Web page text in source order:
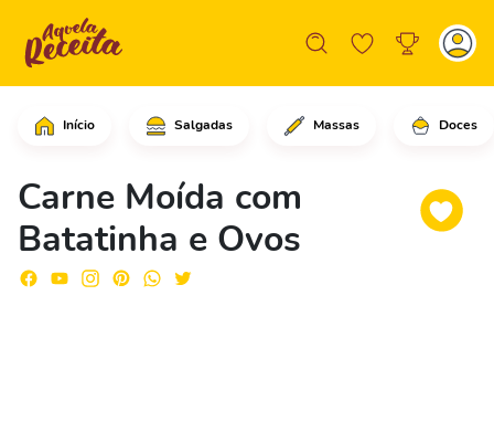
Início Salgadas Massas Doces
Carne Moída com
Batatinha e Ovos
Em uma frigideira grande, em fogo